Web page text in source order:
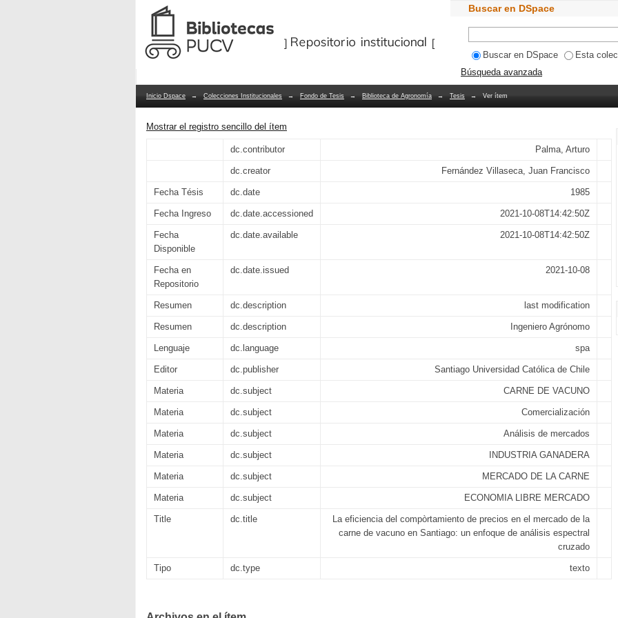
La eficiencia del compòrtamiento de precios en el mercado
en Santiago: un enfoque de análisis espectral cruzado
Repositorio Dspace/Manakin Buscar en DSpace
Buscar en DSpace
Esta
Búsqueda avanzada
Inicio Dspace → Colecciones Institucionales → Fondo de Tesis → Biblioteca de Agronomía → Tesis → Ver ítem
Mostrar el registro sencillo del ítem
dc.contributor Palma, Arturo
dc.creator Fernández Villaseca, Juan Francisco
Fecha Tésis dc.date 1985
Fecha Ingreso dc.date.accessioned 2021-10-08T14:42:50Z
Fecha
Disponible
dc.date.available 2021-10-08T14:42:50Z
Fecha en
Repositorio
dc.date.issued 2021-10-08
Resumen dc.description last modification
Resumen dc.description Ingeniero Agrónomo
Lenguaje dc.language spa
Editor dc.publisher Santiago Universidad Católica de Chile
Materia dc.subject CARNE DE VACUNO
Materia dc.subject Comercialización
Materia dc.subject Análisis de mercados
Materia dc.subject INDUSTRIA GANADERA
Materia dc.subject MERCADO DE LA CARNE
Materia dc.subject ECONOMIA LIBRE MERCADO
Title dc.title
La eficiencia del compòrtamiento de precios en el mercado de la
carne de vacuno en Santiago: un enfoque de análisis espectral
cruzado
Tipo dc.type texto